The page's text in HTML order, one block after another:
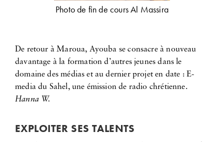
Photo de fin de cours Al Massira
De retour à Maroua, Ayouba se consacre à nouveau
davantage à la formation d’autres jeunes dans le
domaine des médias et au dernier projet en date : E-
media du Sahel, une émission de radio chrétienne.
Hanna W.
EXPLOITER SES TALENTS